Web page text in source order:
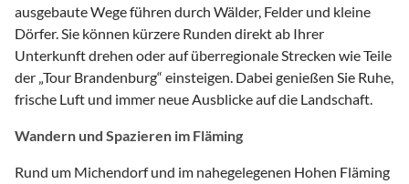
ausgebaute Wege führen durch Wälder, Felder und kleine
Dörfer. Sie können kürzere Runden direkt ab Ihrer
Unterkunft drehen oder auf überregionale Strecken wie Teile
der „Tour Brandenburg“ einsteigen. Dabei genießen Sie Ruhe,
frische Luft und immer neue Ausblicke auf die Landschaft.
Wandern und Spazieren im Fläming
Rund um Michendorf und im nahegelegenen Hohen Fläming